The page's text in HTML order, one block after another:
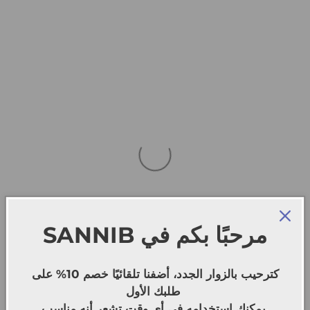
SANNIB
كترحيب بالزوار الجدد، أضفنا تلقائيًا خصم 10% على